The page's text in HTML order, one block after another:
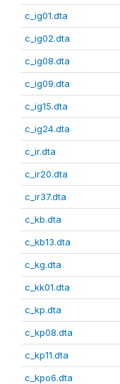
c_ig01.dta
c_ig02.dta
c_ig08.dta
c_ig09.dta
c_ig15.dta
c_ig24.dta
c_ir.dta
c_ir20.dta
c_ir37.dta
c_kb.dta
c_kb13.dta
c_kg.dta
c_kk01.dta
c_kp.dta
c_kp08.dta
c_kp11.dta
c_kpo6.dta